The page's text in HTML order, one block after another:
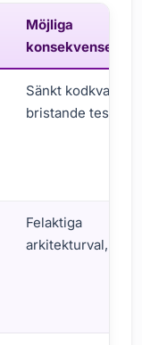
Möjliga
konsekvenser
Sänkt kodkvalitet,
bristande tester.
Felaktiga
arkitekturval,